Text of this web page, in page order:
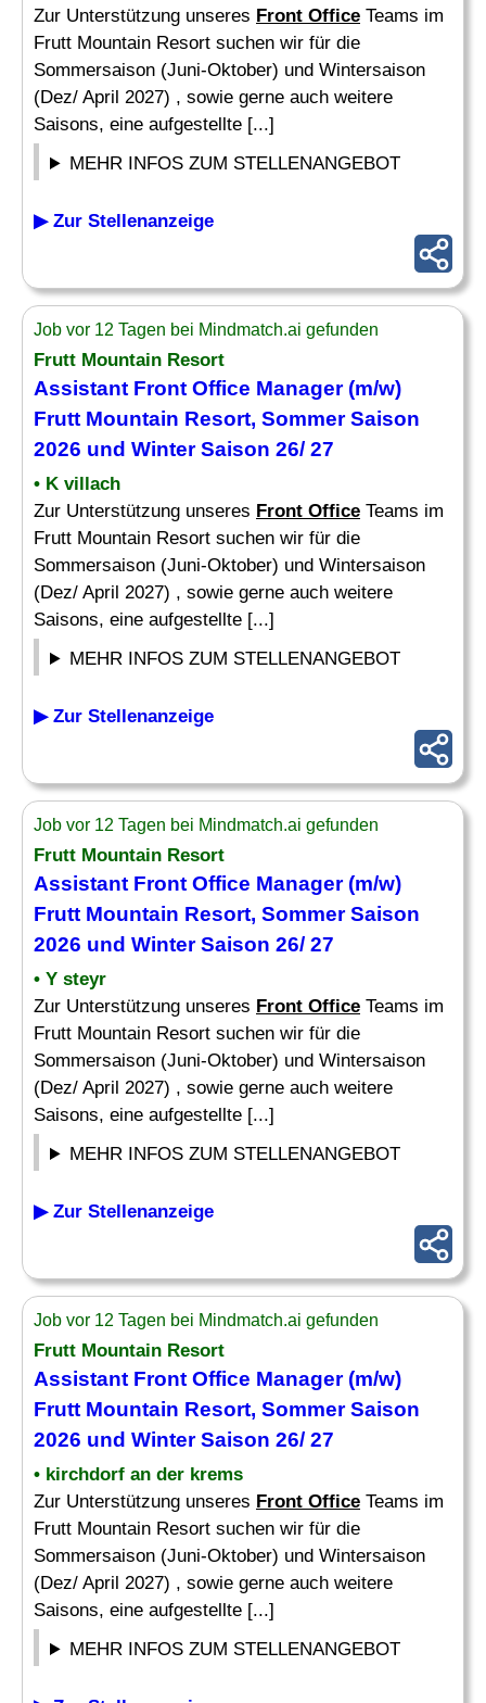
Zur Unterstützung unseres Front Office Teams im
Frutt Mountain Resort suchen wir für die
Sommersaison (Juni-Oktober) und Wintersaison
(Dez/ April 2027) , sowie gerne auch weitere
Saisons, eine aufgestellte [...]
MEHR INFOS ZUM STELLENANGEBOT
▶ Zur Stellenanzeige
Job vor 12 Tagen bei Mindmatch.ai gefunden
Frutt Mountain Resort
Assistant Front Office Manager (m/w)
Frutt Mountain Resort, Sommer Saison
2026 und Winter Saison 26/ 27
• K villach
Zur Unterstützung unseres Front Office Teams im
Frutt Mountain Resort suchen wir für die
Sommersaison (Juni-Oktober) und Wintersaison
(Dez/ April 2027) , sowie gerne auch weitere
Saisons, eine aufgestellte [...]
MEHR INFOS ZUM STELLENANGEBOT
▶ Zur Stellenanzeige
Job vor 12 Tagen bei Mindmatch.ai gefunden
Frutt Mountain Resort
Assistant Front Office Manager (m/w)
Frutt Mountain Resort, Sommer Saison
2026 und Winter Saison 26/ 27
• Y steyr
Zur Unterstützung unseres Front Office Teams im
Frutt Mountain Resort suchen wir für die
Sommersaison (Juni-Oktober) und Wintersaison
(Dez/ April 2027) , sowie gerne auch weitere
Saisons, eine aufgestellte [...]
MEHR INFOS ZUM STELLENANGEBOT
▶ Zur Stellenanzeige
Job vor 12 Tagen bei Mindmatch.ai gefunden
Frutt Mountain Resort
Assistant Front Office Manager (m/w)
Frutt Mountain Resort, Sommer Saison
2026 und Winter Saison 26/ 27
• kirchdorf an der krems
Zur Unterstützung unseres Front Office Teams im
Frutt Mountain Resort suchen wir für die
Sommersaison (Juni-Oktober) und Wintersaison
(Dez/ April 2027) , sowie gerne auch weitere
Saisons, eine aufgestellte [...]
MEHR INFOS ZUM STELLENANGEBOT